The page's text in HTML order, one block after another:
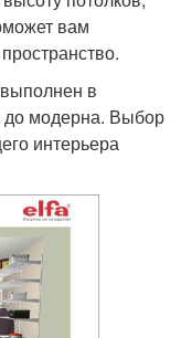
вам
в
до модерна. Выбор
интерьера